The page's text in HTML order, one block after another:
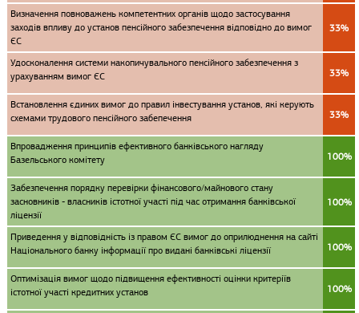
Визначення повноважень компетентних органів щодо застосування
заходів впливу до установ пенсійного забезпечення відповідно до вимог
ЄС
33%
Удосконалення системи накопичувального пенсійного забезпечення з
урахуванням вимог ЄС
33%
Встановлення єдиних вимог до правил інвестування установ, які керують
схемами трудового пенсійного забепечення
33%
Впровадження принципів ефективного банківського нагляду
Базельського комітету
100%
Забезпечення порядку перевірки фінансового/майнового стану
засновників - власників істотної участі під час отримання банківської
ліцензії
100%
Приведення у відповідність із правом ЄС вимог до оприлюднення на сайті
Національного банку інформації про видані банківські ліцензії
100%
Оптимізація вимог щодо підвищення ефективності оцінки критеріїв
істотної участі кредитних установ
100%